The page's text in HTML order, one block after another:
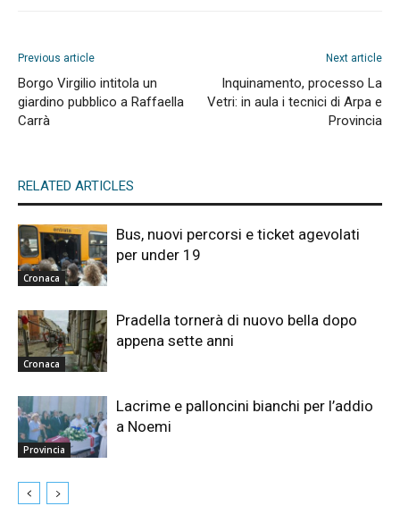
Previous article
Borgo Virgilio intitola un
giardino pubblico a Raffaella
Carrà
Next article
Inquinamento, processo La
Vetri: in aula i tecnici di Arpa e
Provincia
RELATED ARTICLES
Cronaca
Bus, nuovi percorsi e ticket agevolati
per under 19
Cronaca
Pradella tornerà di nuovo bella dopo
appena sette anni
Provincia
Lacrime e palloncini bianchi per l’addio
a Noemi